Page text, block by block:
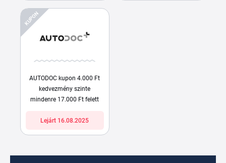
KUPON
AUTODOC kupon 4.000 Ft
kedvezmény szinte
mindenre 17.000 Ft felett
Lejárt 16.08.2025